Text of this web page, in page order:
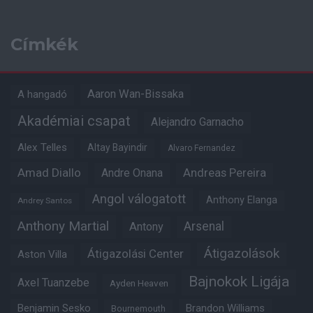
Címkék
A hangadó Aaron Wan-Bissaka
Akadémiai csapat Alejandro Garnacho
Alex Telles Altay Bayindir Alvaro Fernandez
Amad Diallo Andre Onana Andreas Pereira
Andrey Santos Angol válogatott Anthony Elanga
Anthony Martial Antony Arsenal
Aston Villa Átigazolási Center Átigazolások
Axel Tuanzebe Ayden Heaven Bajnokok Ligája
Benjamin Sesko Bournemouth Brandon Williams